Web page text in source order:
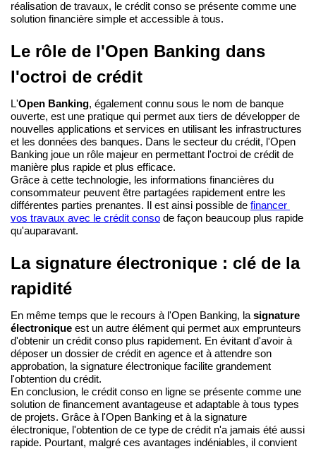
réalisation de travaux, le crédit conso se présente comme une
solution financière simple et accessible à tous.
Le rôle de l'Open Banking dans
l'octroi de crédit
L'Open Banking, également connu sous le nom de banque
ouverte, est une pratique qui permet aux tiers de développer de
nouvelles applications et services en utilisant les infrastructures
et les données des banques. Dans le secteur du crédit, l'Open
Banking joue un rôle majeur en permettant l'octroi de crédit de
manière plus rapide et plus efficace.
Grâce à cette technologie, les informations financières du
consommateur peuvent être partagées rapidement entre les
différentes parties prenantes. Il est ainsi possible de financer
vos travaux avec le crédit conso de façon beaucoup plus rapide
qu'auparavant.
La signature électronique : clé de la
rapidité
En même temps que le recours à l'Open Banking, la signature
électronique est un autre élément qui permet aux emprunteurs
d'obtenir un crédit conso plus rapidement. En évitant d'avoir à
déposer un dossier de crédit en agence et à attendre son
approbation, la signature électronique facilite grandement
l'obtention du crédit.
En conclusion, le crédit conso en ligne se présente comme une
solution de financement avantageuse et adaptable à tous types
de projets. Grâce à l'Open Banking et à la signature
électronique, l'obtention de ce type de crédit n'a jamais été aussi
rapide. Pourtant, malgré ces avantages indéniables, il convient